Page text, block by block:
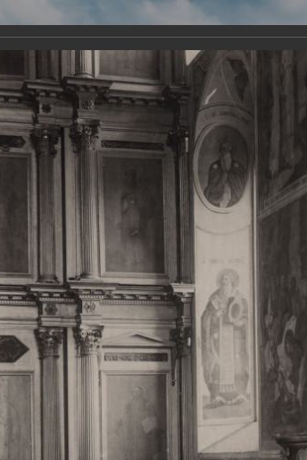
Сайт создан
Наследники
Галерея Храмы-мученики Архангельска
Троицкий